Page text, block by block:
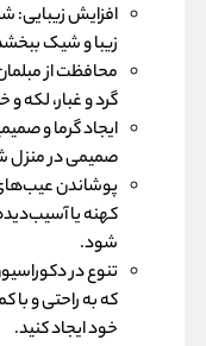
افزایش زیبایی:
زیبا و شیک
محافظت از
گرد و غبار، لکه
ایجاد گرما و
صمیمی در منزل
پوشاندن
کهنه یا
شود.
تنوع در
که به راحتی و با
خود ایجاد کنید.